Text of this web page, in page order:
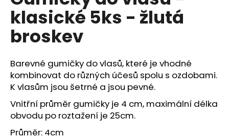
0,0
5
hvězdiček.
klasické 5ks - žlutá
broskev
Barevné gumičky do vlasů, které je vhodné
kombinovat do různých účesů spolu s ozdobami.
K vlasům jsou šetrné a jsou pevné.
Vnitřní průměr gumičky je 4 cm, maximální délka
obvodu po roztažení je 25cm.
Průměr: 4cm
a
j
í
?
HLEDAT